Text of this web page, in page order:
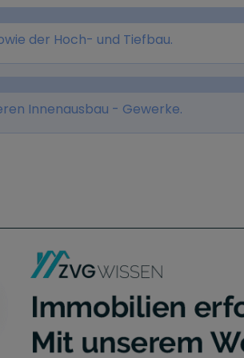
der Hoch- und Tiefbau.
Innenausbau - Gewerke.